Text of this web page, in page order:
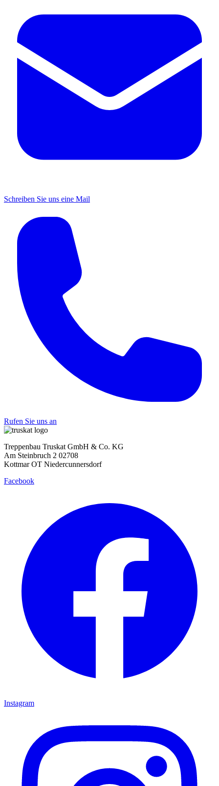
Schreiben Sie uns eine Mail
Rufen Sie uns an
Treppenbau Truskat GmbH & Co. KG
Am Steinbruch 2 02708
Kottmar OT Niedercunnersdorf
Facebook
Instagram